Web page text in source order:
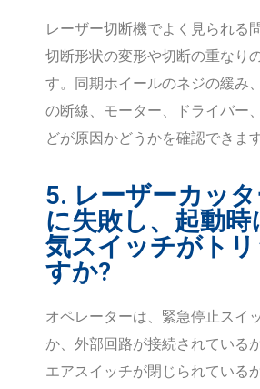
レーザー切断機でよく見られる
切断形状の変形や切断の重なり
す。同期ホイールのネジの緩み
の断線、モーター、ドライバー
どが原因かどうかを確認できます
5. レーザーカッ
に失敗し、起動時
気スイッチがト
すか?
オペレーターは、緊急停止スイ
か、外部回路が接続されている
エアスイッチが閉じられている